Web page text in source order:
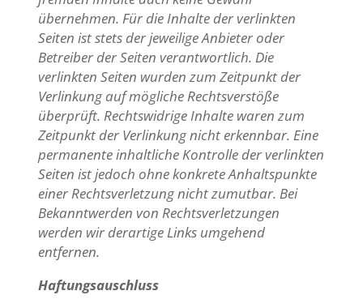
übernehmen. Für die Inhalte der verlinkten
Seiten ist stets der jeweilige Anbieter oder
Betreiber der Seiten verantwortlich. Die
verlinkten Seiten wurden zum Zeitpunkt der
Verlinkung auf mögliche Rechtsverstöße
überprüft. Rechtswidrige Inhalte waren zum
Zeitpunkt der Verlinkung nicht erkennbar. Eine
permanente inhaltliche Kontrolle der verlinkten
Seiten ist jedoch ohne konkrete Anhaltspunkte
einer Rechtsverletzung nicht zumutbar. Bei
Bekanntwerden von Rechtsverletzungen
werden wir derartige Links umgehend
entfernen.
Haftungsauschluss